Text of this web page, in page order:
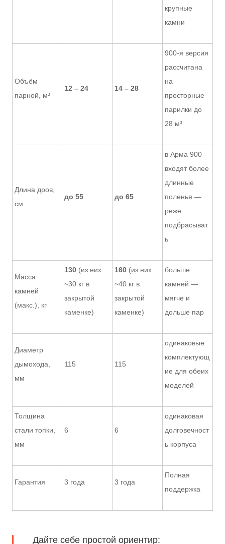
крупные
камни
Объём
парной, м³
12 – 24 14 – 28
900-я версия
рассчитана
на
просторные
парилки до
28 м³
Длина дров,
см
до 55 до 65
в Арма 900
входят более
длинные
поленья —
реже
подбрасыват
ь
Масса
камней
(макс.), кг
130 (из них
~30 кг в
закрытой
каменке)
160 (из них
~40 кг в
закрытой
каменке)
больше
камней —
мягче и
дольше пар
Диаметр
дымохода,
мм
115 115
одинаковые
комплектующ
ие для обеих
моделей
Толщина
стали топки,
мм
6 6
одинаковая
долговечност
ь корпуса
Гарантия 3 года 3 года
Полная
поддержка
Дайте себе простой ориентир: